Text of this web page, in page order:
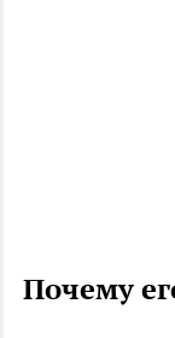
Почему